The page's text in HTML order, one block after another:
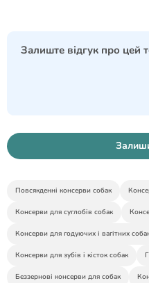
Залиште відгук про цей
Повсякденні консерви собак
Консерви для суглобів собак
Консерви для годуючих і вагітних
Консерви для зубів і кісток собак
Беззернові консерви для собак